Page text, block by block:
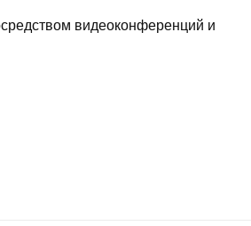
видеоконференций и